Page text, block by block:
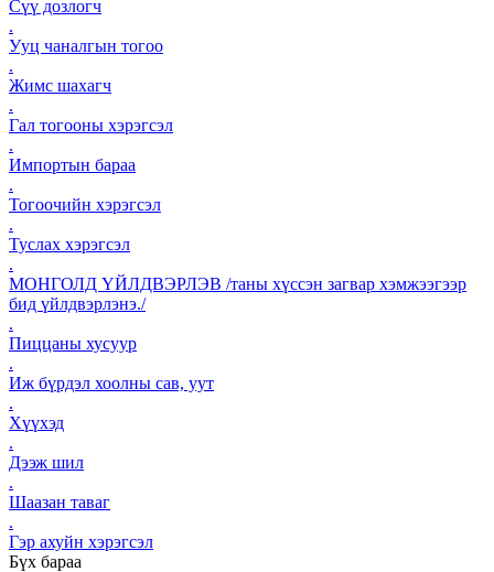
Сүү дозлогч
.
Ууц чаналгын тогоо
.
Жимс шахагч
.
Гал тогооны хэрэгсэл
.
Импортын бараа
.
Тогоочийн хэрэгсэл
.
Туслах хэрэгсэл
.
МОНГОЛД ҮЙЛДВЭРЛЭВ /таны хүссэн загвар хэмжээгээр
бид үйлдвэрлэнэ./
.
Пиццаны хусуур
.
Иж бүрдэл хоолны сав, уут
.
Хүүхэд
.
Дээж шил
.
Шаазан таваг
.
Гэр ахуйн хэрэгсэл
Бүх бараа